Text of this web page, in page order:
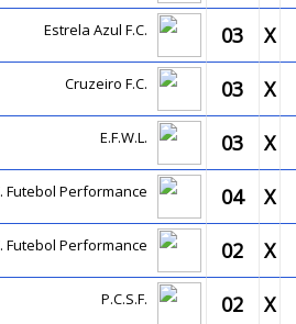
Estrela Azul F.C. 03 X
Cruzeiro F.C. 03 X
E.F.W.L. 03 X
Futebol Performance 04 X
Futebol Performance 02 X
P.C.S.F. 02 X